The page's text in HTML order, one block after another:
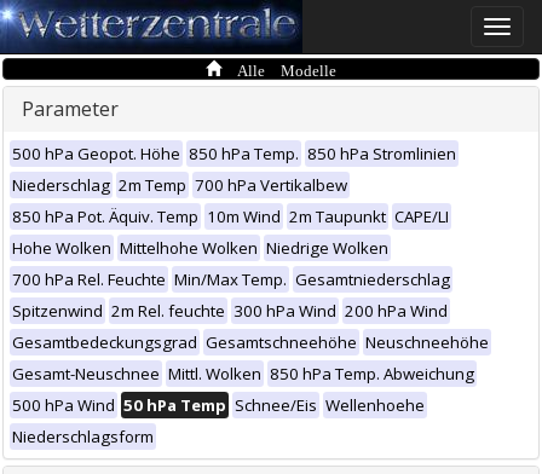
Toggle
Alle Modelle
Parameter
500 hPa Geopot. Höhe 850 hPa Temp. 850 hPa Stromlinien
Niederschlag 2m Temp 700 hPa Vertikalbew
850 hPa Pot. Äquiv. Temp 10m Wind 2m Taupunkt CAPE/LI
Hohe Wolken Mittelhohe Wolken Niedrige Wolken
700 hPa Rel. Feuchte Min/Max Temp. Gesamtniederschlag
Spitzenwind 2m Rel. feuchte 300 hPa Wind 200 hPa Wind
Gesamtbedeckungsgrad Gesamtschneehöhe Neuschneehöhe
Gesamt-Neuschnee Mittl. Wolken 850 hPa Temp. Abweichung
500 hPa Wind 50 hPa Temp Schnee/Eis Wellenhoehe
Niederschlagsform